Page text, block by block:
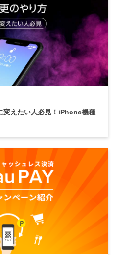
変えたい人必見！iPhone機種